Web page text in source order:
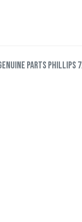
PARTS PHILLIPS